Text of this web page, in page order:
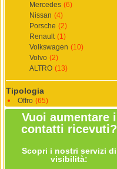
Mercedes (6)
Nissan (4)
Porsche (2)
Renault (1)
Volkswagen (10)
Volvo (2)
ALTRO (13)
Tipologia
Offro (65)
Vuoi aumentare i
contatti ricevuti?
Scopri i nostri servizi di
visibilità: